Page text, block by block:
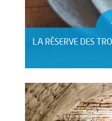
LA RÉSERVE DES